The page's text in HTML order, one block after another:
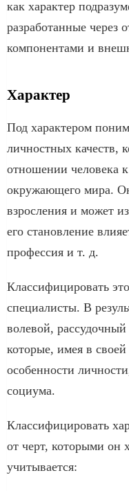
как характер
разработанные через
компонентами и
Характер
Под характером
личностных качеств,
отношении человека
окружающего мира.
взросления и может
его становление
профессия и т. д.
Классифицировать
специалисты. В
волевой,
которые, имея в
особенности
социума.
Классифицировать
от черт, которыми он
учитывается: